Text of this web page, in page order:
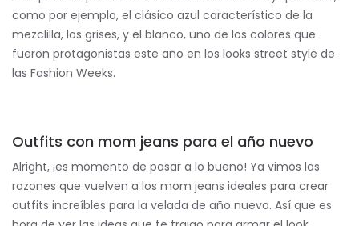
como por ejemplo, el clásico azul característico de la
mezclilla, los grises, y el blanco, uno de los colores que
fueron protagonistas este año en los looks street style de
las Fashion Weeks.
Outfits con mom jeans para el año nuevo
Alright, ¡es momento de pasar a lo bueno! Ya vimos las
razones que vuelven a los mom jeans ideales para crear
outfits increíbles para la velada de año nuevo. Así que es